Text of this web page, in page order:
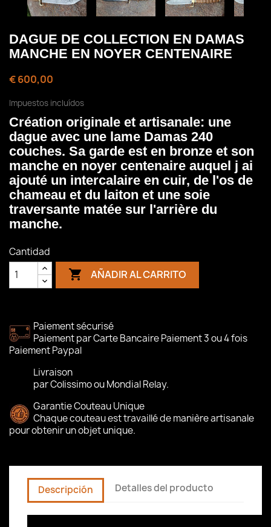
DAGUE DE COLLECTION EN DAMAS
MANCHE EN NOYER CENTENAIRE
€ 600,00
Impuestos incluídos
Création originale et artisanale: une
dague avec une lame Damas 240
couches. Sa garde est en bronze et son
manche en noyer centenaire auquel j ai
ajouté un intercalaire en cuir, de l'os de
chameau et du laiton et une soie
traversante matée sur l'arrière du
manche.
Cantidad
 AÑADIR AL CARRITO
Paiement sécurisé
Paiement par Carte Bancaire Paiement 3 ou 4 fois
Paiement Paypal
Livraison
par Colissimo ou Mondial Relay.
Garantie Couteau Unique
Chaque couteau est travaillé de manière artisanale
pour obtenir un objet unique.
Descripción Detalles del producto